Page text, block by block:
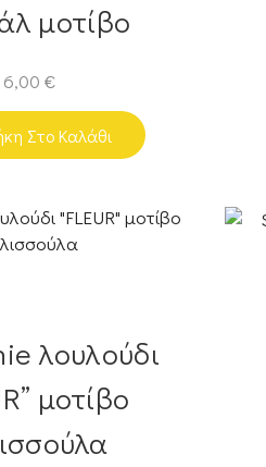
μοτίβο
6,00 €
Στο Καλάθι
λουλούδι
μοτίβο